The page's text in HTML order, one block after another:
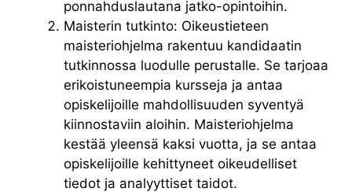
ponnahduslautana jatko-opintoihin.
Maisterin tutkinto: Oikeustieteen
maisteriohjelma rakentuu kandidaatin
tutkinnossa luodulle perustalle. Se tarjoaa
erikoistuneempia kursseja ja antaa
opiskelijoille mahdollisuuden syventyä
kiinnostaviin aloihin. Maisteriohjelma
kestää yleensä kaksi vuotta, ja se antaa
opiskelijoille kehittyneet oikeudelliset
tiedot ja analyyttiset taidot.